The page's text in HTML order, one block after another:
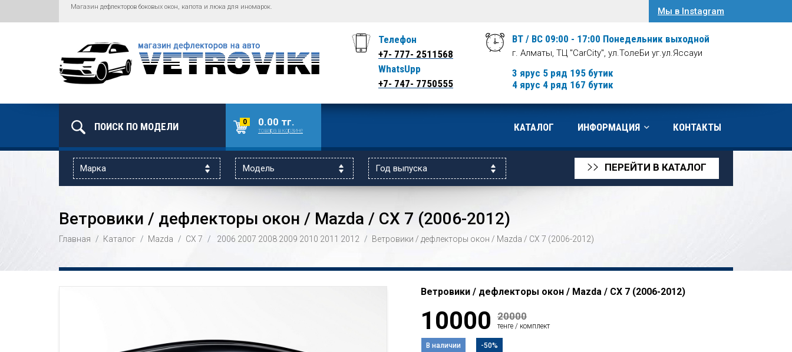
Магазин дефлекторов боковых окон, капота и люка для иномарок. Мы в Instagram
Телефон
+7- 777- 2511568
WhatsUpp
+7- 747- 7750555
ВТ / ВС 09:00 - 17:00 Понедельник выходной
г. Алматы, ТЦ "CarCity", ул.ТолеБи уг.ул.Яссауи
3 ярус 5 ряд 195 бутик
4 ярус 4 ряд 167 бутик
0 0.00 тг.
товара в корзине КАТАЛОГ ИНФОРМАЦИЯ КОНТАКТЫ
>> ПЕРЕЙТИ В КАТАЛОГ
Ветровики / дефлекторы окон / Mazda / CX 7 (2006-2012)
Главная Каталог Mazda CX 7 2006 2007 2008 2009 2010 2011 2012 Ветровики / дефлекторы окон / Mazda / CX 7 (2006-2012)
Ветровики / дефлекторы окон / Mazda / CX 7 (2006-2012)
10000 20000
тенге / комплект
В наличии -50%